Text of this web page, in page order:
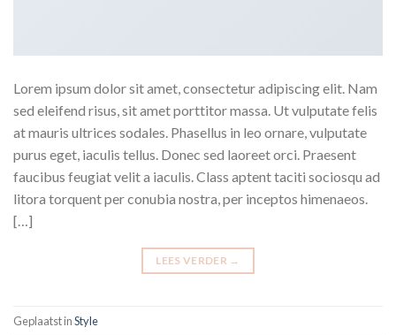
Lorem ipsum dolor sit amet, consectetur adipiscing elit. Nam
sed eleifend risus, sit amet porttitor massa. Ut vulputate felis
at mauris ultrices sodales. Phasellus in leo ornare, vulputate
purus eget, iaculis tellus. Donec sed laoreet orci. Praesent
faucibus feugiat velit a iaculis. Class aptent taciti sociosqu ad
litora torquent per conubia nostra, per inceptos himenaeos.
[…]
LEES VERDER →
Geplaatst inStyle